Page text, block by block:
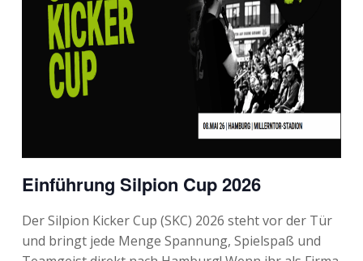
Einführung Silpion Cup 2026
Der Silpion Kicker Cup (SKC) 2026 steht vor der Tür
und bringt jede Menge Spannung, Spielspaß und